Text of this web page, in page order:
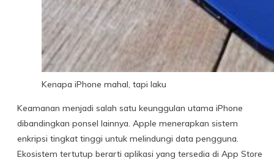
Kenapa iPhone mahal, tapi laku
Keamanan menjadi salah satu keunggulan utama iPhone
dibandingkan ponsel lainnya. Apple menerapkan sistem
enkripsi tingkat tinggi untuk melindungi data pengguna.
Ekosistem tertutup berarti aplikasi yang tersedia di App Store